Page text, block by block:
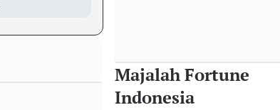
Majalah Fortune
Indonesia